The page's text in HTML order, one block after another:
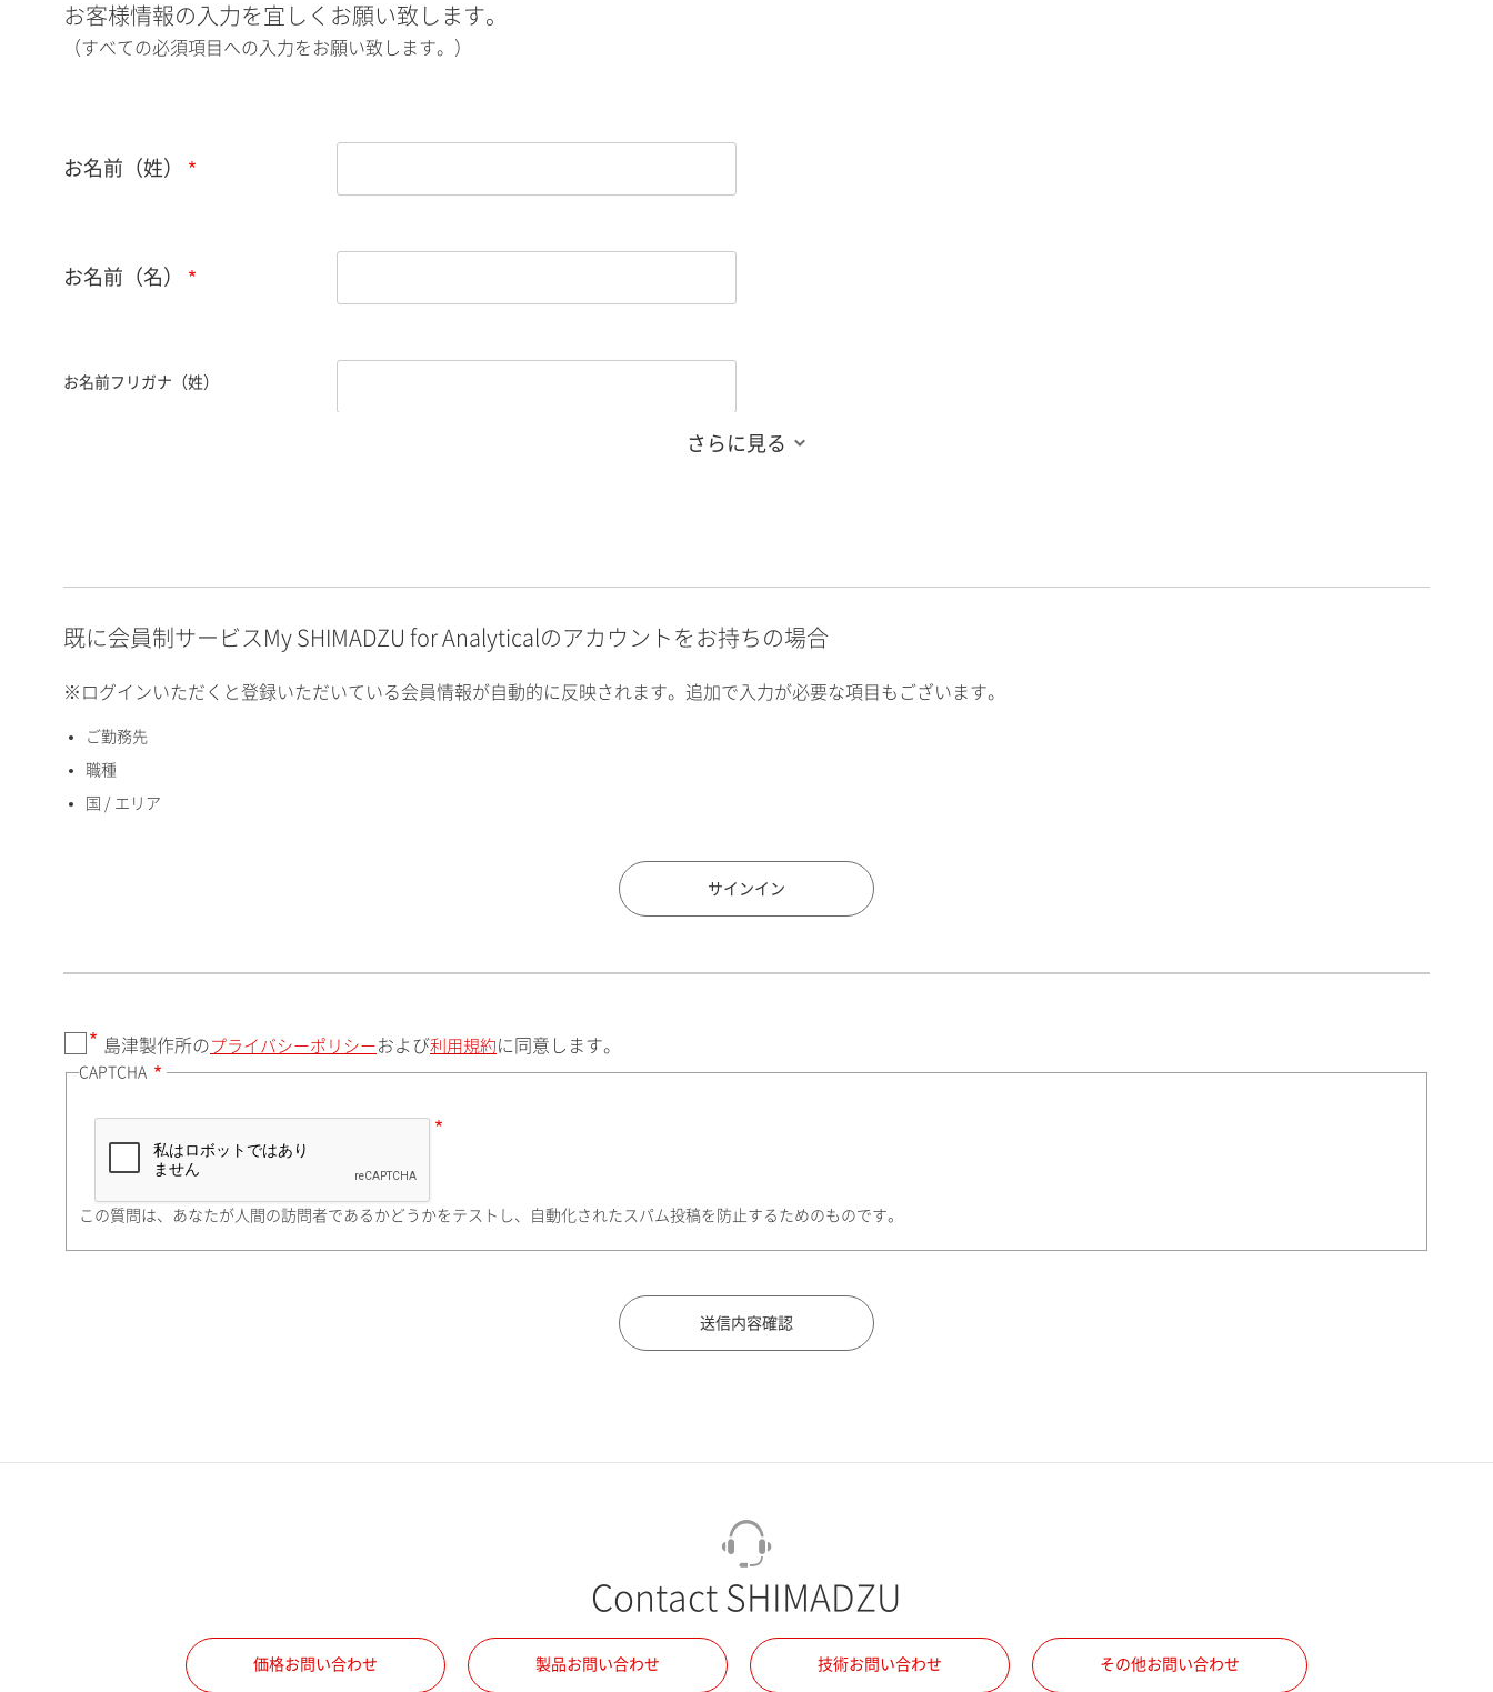
お客様情報の入力を宜しくお願い致します。
（すべての必須項目への入力をお願い致します。）
お名前（姓）
お名前（名）
お名前フリガナ（姓）
英数）
国 / エリア
住所検索
町名・番地（勤務先）
さらに見る
既に会員制サービスMy SHIMADZU for Analyticalのアカウントをお持ちの場合
※ログインいただくと登録いただいている会員情報が自動的に反映されます。追加で入力が必要な項目もございます。
ご勤務先
職種
国 / エリア
サインイン
島津製作所の プライバシーポリシー および利用規約 に同意します。
CAPTCHA
この質問は、あなたが人間の訪問者であるかどうかをテストし、自動化されたスパム投稿を防止するためのものです。
Contact SHIMADZU
価格お問い合わせ 製品お問い合わせ 技術お問い合わせ その他お問い合わせ